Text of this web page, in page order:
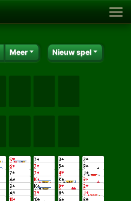
Meer Nieuw spel